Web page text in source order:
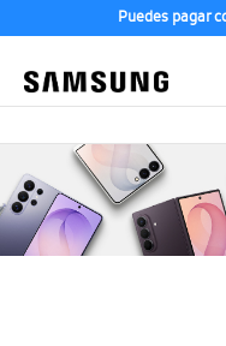
Puedes pagar